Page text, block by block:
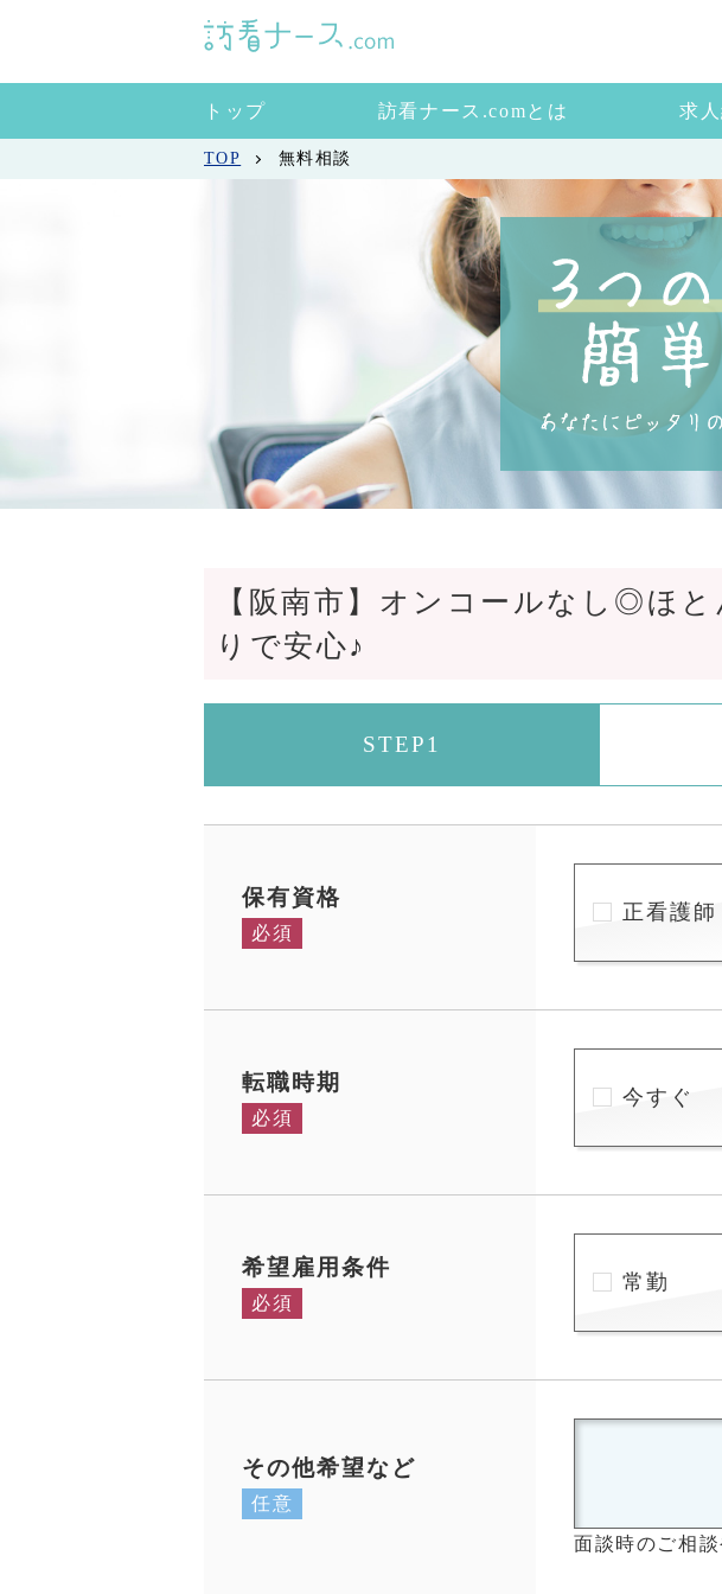
トップ 訪看ナース.comとは 求
TOP 無料相談
【阪南市】オンコールなし◎ほ
りで安心♪
STEP1
保有資格
必須
正看護師
転職時期
必須
今すぐ
希望雇用条件
必須
常勤
その他希望など
任意
面談時のご相